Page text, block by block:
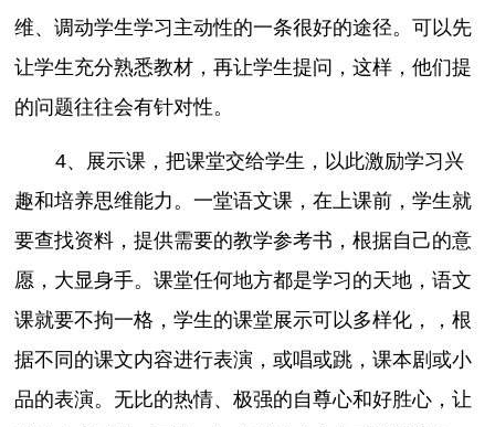
维、调动学生学习主动性的一条很好的途径。可以先
让学生充分熟悉教材，再让学生提问，这样，他们提
的问题往往会有针对性。
4、展示课，把课堂交给学生，以此激励学习兴
趣和培养思维能力。一堂语文课，在上课前，学生就
要查找资料，提供需要的教学参考书，根据自己的意
愿，大显身手。课堂任何地方都是学习的天地，语文
课就要不拘一格，学生的课堂展示可以多样化，，根
据不同的课文内容进行表演，或唱或跳，课本剧或小
品的表演。无比的热情、极强的自尊心和好胜心，让